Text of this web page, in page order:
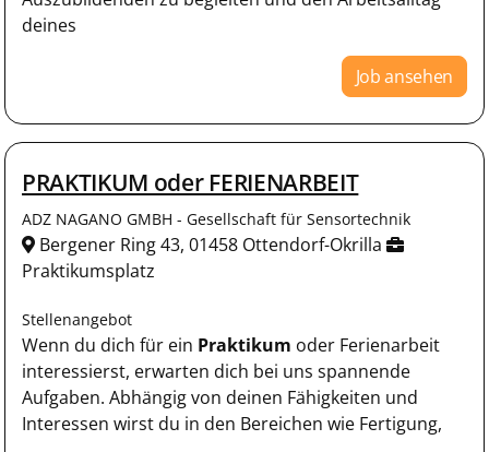
deines
Job ansehen
PRAKTIKUM oder FERIENARBEIT
ADZ NAGANO GMBH - Gesellschaft für Sensortechnik
Bergener Ring 43, 01458 Ottendorf-Okrilla
Praktikumsplatz
Stellenangebot
Wenn du dich für ein Praktikum oder Ferienarbeit
interessierst, erwarten dich bei uns spannende
Aufgaben. Abhängig von deinen Fähigkeiten und
Interessen wirst du in den Bereichen wie Fertigung,